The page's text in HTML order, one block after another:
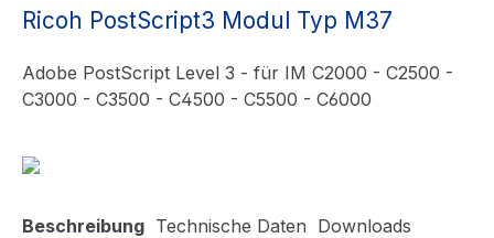
Ricoh PostScript3 Modul Typ M37
Adobe PostScript Level 3 - für IM C2000 - C2500 -
C3000 - C3500 - C4500 - C5500 - C6000
Beschreibung Technische Daten Downloads